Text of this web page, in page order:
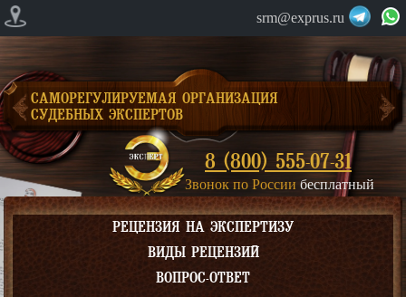
srm@exprus.ru
САМОРЕГУЛИРУЕМАЯ ОРГАНИЗАЦИЯ
СУДЕБНЫХ ЭКСПЕРТОВ
8 (800) 555-07-31
Звонок по России бесплатный
РЕЦЕНЗИЯ НА ЭКСПЕРТИЗУ
ВИДЫ РЕЦЕНЗИЙ
ВОПРОС-ОТВЕТ